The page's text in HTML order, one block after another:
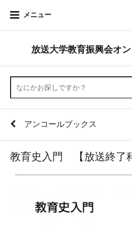
メニュー
放送大学教育振興会オ
アンコールブックス
教育史入門 【放送終了